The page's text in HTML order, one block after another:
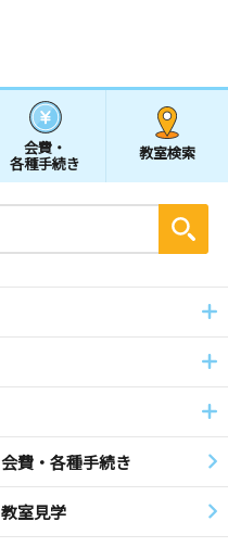
会費・
各種手続き
教室検索
会費・各種手続き
教室見学